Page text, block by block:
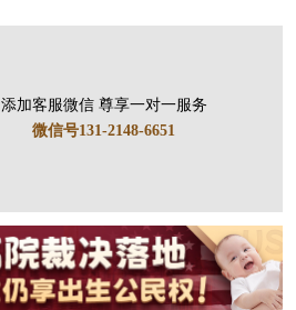
添加客服微信 尊享一对一服务
微信号131-2148-6651